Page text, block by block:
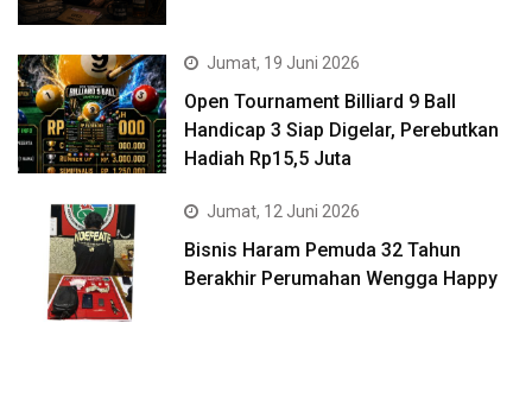
Jumat, 19 Juni 2026
Open Tournament Billiard 9 Ball
Handicap 3 Siap Digelar, Perebutkan
Hadiah Rp15,5 Juta
Jumat, 12 Juni 2026
Bisnis Haram Pemuda 32 Tahun
Berakhir Perumahan Wengga Happy